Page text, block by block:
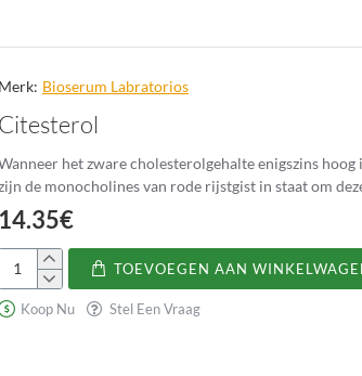
Merk: Bioserum Labratorios
Citesterol
het zware cholesterolgehalte enigszins
de monocholines van rode rijstgist in staat om
14.35€
Citesterol
TOEVOEGEN AAN
Koop Nu Stel Een Vraag